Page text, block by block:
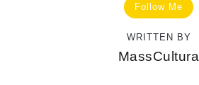
Follow Me
WRITTEN BY
MassCultura